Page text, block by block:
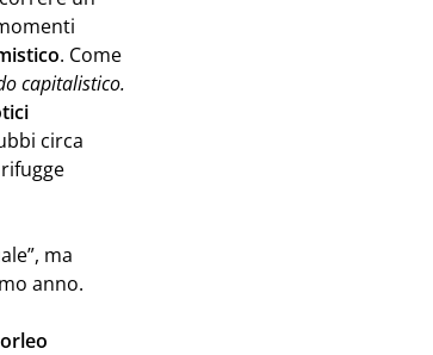
. Come
capitalistico.
circa
ma
anno.